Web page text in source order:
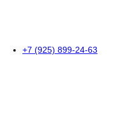
+7 (925) 899-24-63